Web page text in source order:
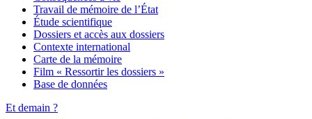
Travail de mémoire de l’État
Étude scientifique
Dossiers et accès aux dossiers
Contexte international
Carte de la mémoire
Film « Ressortir les dossiers »
Base de données
Et demain ?